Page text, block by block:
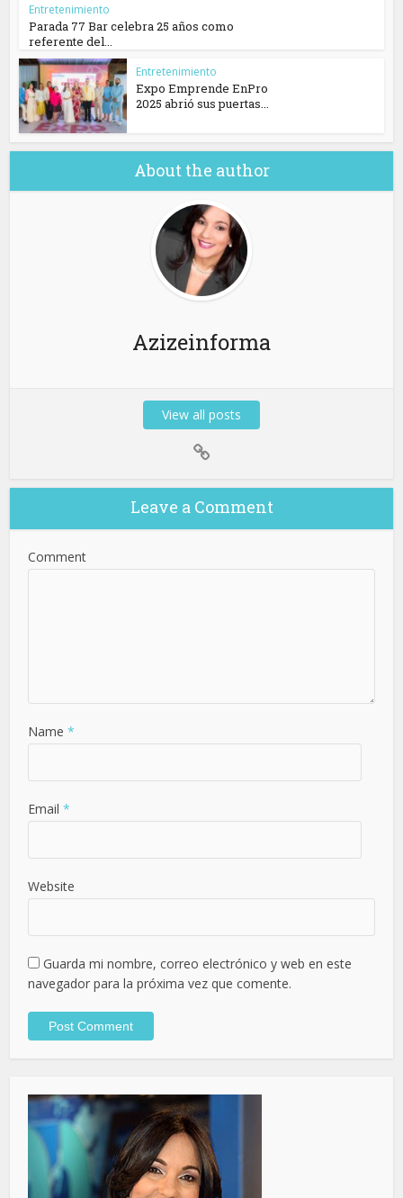
Entretenimiento
Parada 77 Bar celebra 25 años como
referente del...
Entretenimiento
Expo Emprende EnPro
2025 abrió sus puertas...
About the author
Azizeinforma
View all posts
Leave a Comment
Comment
Name *
Email *
Website
Guarda mi nombre, correo electrónico y web en este
navegador para la próxima vez que comente.